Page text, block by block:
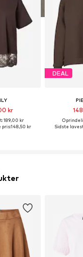
kr
189,00 kr
pris:148,50 kr
DEAL
Sidste